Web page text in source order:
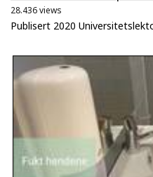
28.436 views
Publisert 2020